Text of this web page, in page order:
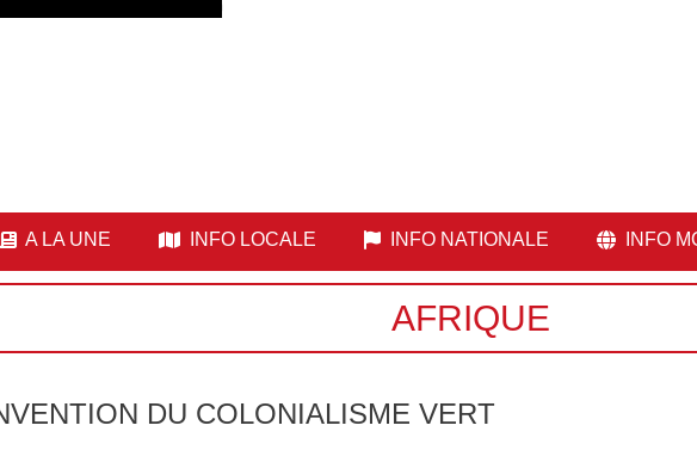
A LA UNE INFO LOCALE INFO NATIONALE INFO
AFRIQUE
DU COLONIALISME VERT